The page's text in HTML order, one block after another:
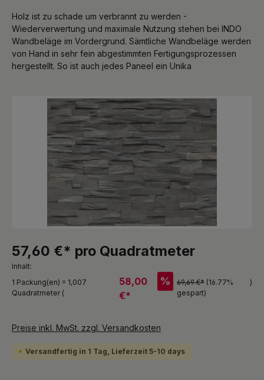
Holz ist zu schade um verbrannt zu werden -
Wiederverwertung und maximale Nutzung stehen bei INDO
Wandbeläge im Vordergrund. Sämtliche Wandbeläge werden
von Hand in sehr fein abgestimmten Fertigungsprozessen
hergestellt. So ist auch jedes Paneel ein Unika
Bildergalerie überspringen
57,60 €* pro Quadratmeter
Inhalt:
1 Packung(en) = 1,007
Quadratmeter (
58,00
€*
% 69,69 €* (16.77%
gespart)
)
Preise inkl. MwSt. zzgl. Versandkosten
Versandfertig in 1 Tag, Lieferzeit 5-10 days